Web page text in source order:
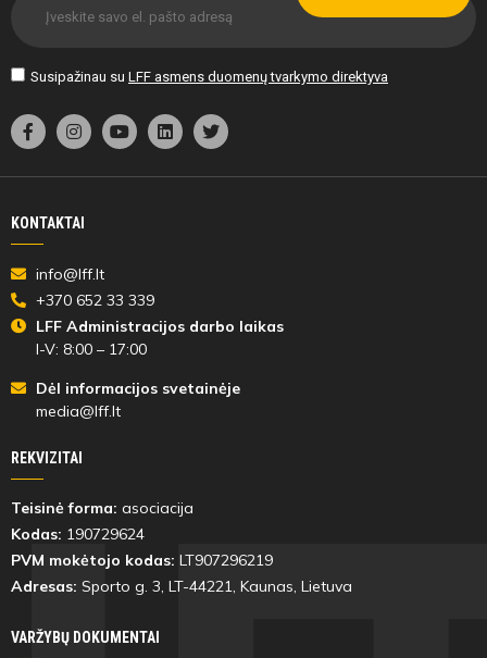
Susipažinau su LFF asmens duomenų tvarkymo direktyva
KONTAKTAI
info@lff.lt
+370 652 33 339
LFF Administracijos darbo laikas
I-V: 8:00 – 17:00
Dėl informacijos svetainėje
media@lff.lt
REKVIZITAI
Teisinė forma: asociacija
Kodas: 190729624
PVM mokėtojo kodas: LT907296219
Adresas: Sporto g. 3, LT-44221, Kaunas, Lietuva
VARŽYBŲ DOKUMENTAI